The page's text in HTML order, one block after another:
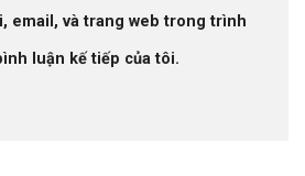
email, và trang web trong trình
luận kế tiếp của tôi.